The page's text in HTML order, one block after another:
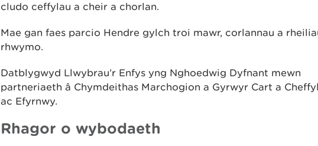
cludo ceffylau a cheir a chorlan.
Mae gan faes parcio Hendre gylch troi mawr, corlannau a
rhwymo.
Datblygwyd Llwybrau’r Enfys yng Nghoedwig Dyfnant mewn
partneriaeth â Chymdeithas Marchogion a Gyrwyr Cart a
ac Efyrnwy.
Rhagor o wybodaeth